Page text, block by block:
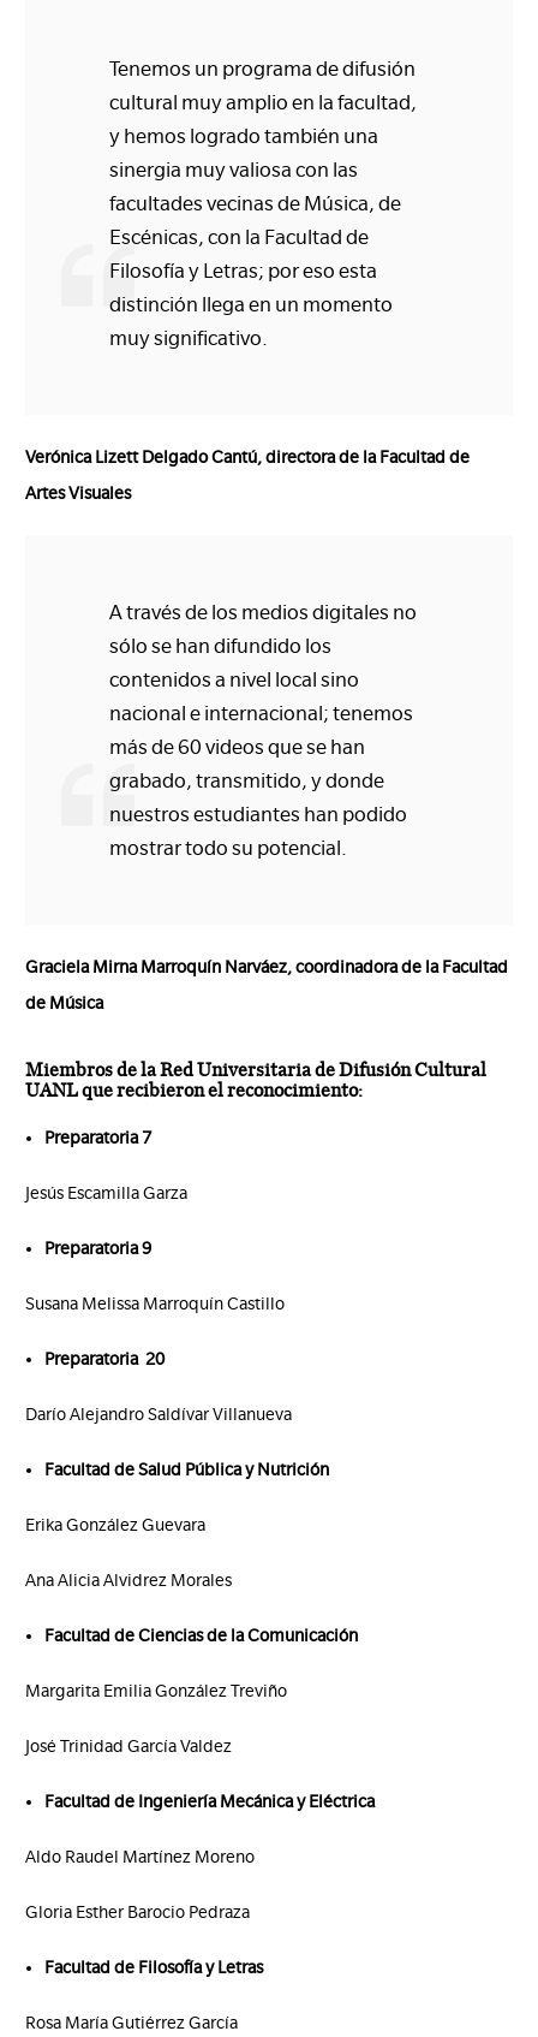
Tenemos un programa de difusión
cultural muy amplio en la facultad,
y hemos logrado también una
sinergia muy valiosa con las
facultades vecinas de Música, de
Escénicas, con la Facultad de
Filosofía y Letras; por eso esta
distinción llega en un momento
muy significativo.
Verónica Lizett Delgado Cantú, directora de la Facultad de
Artes Visuales
A través de los medios digitales no
sólo se han difundido los
contenidos a nivel local sino
nacional e internacional; tenemos
más de 60 videos que se han
grabado, transmitido, y donde
nuestros estudiantes han podido
mostrar todo su potencial.
Graciela Mirna Marroquín Narváez, coordinadora de la Facultad
de Música
Miembros de la Red Universitaria de Difusión Cultural
UANL que recibieron el reconocimiento:
Preparatoria 7
Jesús Escamilla Garza
Preparatoria 9
Susana Melissa Marroquín Castillo
Preparatoria 20
Darío Alejandro Saldívar Villanueva
Facultad de Salud Pública y Nutrición
Erika González Guevara
Ana Alicia Alvidrez Morales
Facultad de Ciencias de la Comunicación
Margarita Emilia González Treviño
José Trinidad García Valdez
Facultad de Ingeniería Mecánica y Eléctrica
Aldo Raudel Martínez Moreno
Gloria Esther Barocio Pedraza
Facultad de Filosofía y Letras
Rosa María Gutiérrez García